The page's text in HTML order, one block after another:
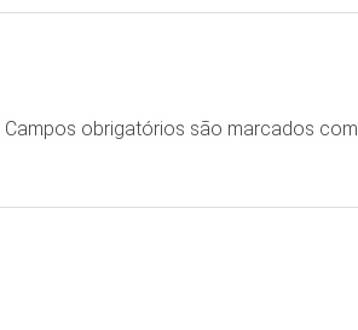
Campos obrigatórios são marcados com